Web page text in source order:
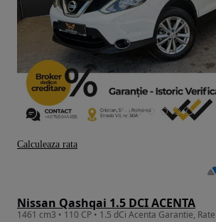
Nissan Qashqai 1.5 DCI ACENTA
1461 cm3 • 110 CP • 1.5 dCi Acenta Garantie, Rate
Calculeaza rata